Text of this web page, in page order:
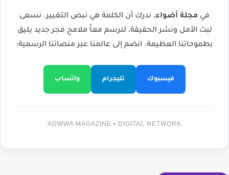
في مجلة أضواء، ندرك أن الكلمة هي نبض التغيير. نسعى
لبث الأمل ونشر الحقيقة، لنرسم معاً ملامح فجر جديد يليق
بطموحاتنا العظيمة. انضم إلى عالمنا عبر منصاتنا الرسمية:
فيسبوك تليجرام واتساب
ADWWA MAGAZINE • DIGITAL NETWORK